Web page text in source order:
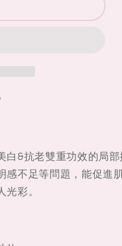
白&抗老雙重功效的局
感不足等問題，能促進
彩。